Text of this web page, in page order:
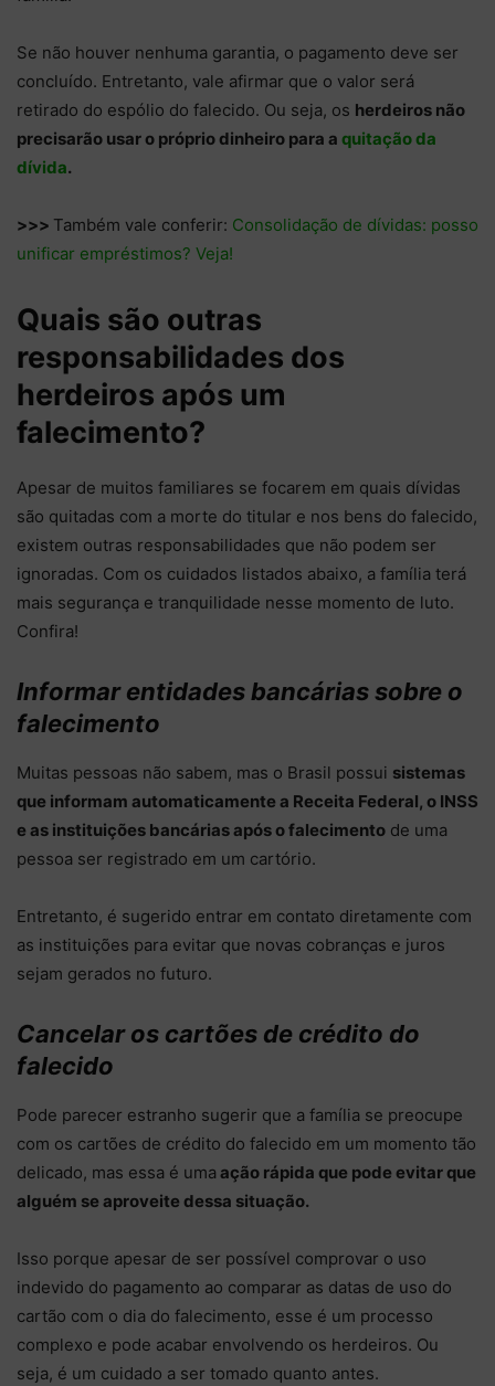
Se não houver nenhuma garantia, o pagamento deve ser
concluído. Entretanto, vale afirmar que o valor será
retirado do espólio do falecido. Ou seja, os herdeiros não
precisarão usar o próprio dinheiro para a quitação da
dívida.
>>> Também vale conferir: Consolidação de dívidas: posso
unificar empréstimos? Veja!
Quais são outras
responsabilidades dos
herdeiros após um
falecimento?
Apesar de muitos familiares se focarem em quais dívidas
são quitadas com a morte do titular e nos bens do falecido,
existem outras responsabilidades que não podem ser
ignoradas. Com os cuidados listados abaixo, a família terá
mais segurança e tranquilidade nesse momento de luto.
Confira!
Informar entidades bancárias sobre o
falecimento
Muitas pessoas não sabem, mas o Brasil possui sistemas
que informam automaticamente a Receita Federal, o INSS
e as instituições bancárias após o falecimento de uma
pessoa ser registrado em um cartório.
Entretanto, é sugerido entrar em contato diretamente com
as instituições para evitar que novas cobranças e juros
sejam gerados no futuro.
Cancelar os cartões de crédito do
falecido
Pode parecer estranho sugerir que a família se preocupe
com os cartões de crédito do falecido em um momento tão
delicado, mas essa é uma ação rápida que pode evitar que
alguém se aproveite dessa situação.
Isso porque apesar de ser possível comprovar o uso
indevido do pagamento ao comparar as datas de uso do
cartão com o dia do falecimento, esse é um processo
complexo e pode acabar envolvendo os herdeiros. Ou
seja, é um cuidado a ser tomado quanto antes.